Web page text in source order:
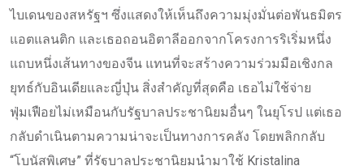
ไบเดนของสหรัฐฯ ซึ่งแสดงให้เห็นถึงความมุ่งมั่นต่อพันธมิตร
แอตแลนติก และเธอถอนอิตาลีออกจากโครงการริเริ่มหนึ่ง
แถบหนึ่งเส้นทางของจีน แทนที่จะสร้างความร่วมมือเชิงกล
ยุทธ์กับอินเดียและญี่ปุ่น สิ่งสำคัญที่สุดคือ เธอไม่ใช้จ่าย
ฟุ่มเฟือยไม่เหมือนกับรัฐบาลประชานิยมอื่นๆ ในยุโรป แต่เธอ
กลับดำเนินตามความน่าจะเป็นทางการคลัง โดยพลิกกลับ
“โบนัสพิเศษ” ที่รัฐบาลประชานิยมนำมาใช้ Kristalina